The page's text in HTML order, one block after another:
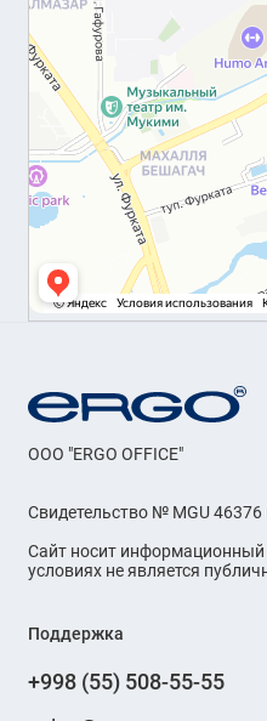
OOO "ERGO OFFICE"
Свидетельство № MGU 46376
Сайт носит информационный
условиях не является
Поддержка
+998 (55) 508-55-55